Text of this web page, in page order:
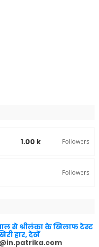
1.00 k Followers
Followers
से श्रीलंका के खिलाफ टेस्ट
हार, देखें